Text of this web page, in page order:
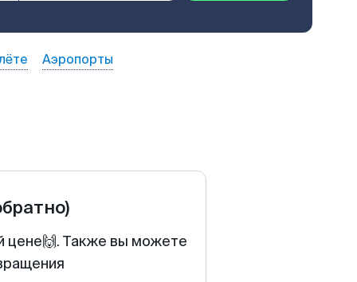
Аэропорты
цене🙌. Также вы можете